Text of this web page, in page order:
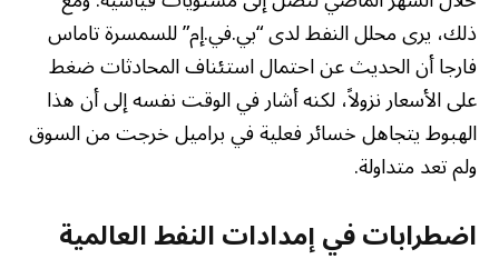
ذلك، يرى محلل النفط لدى “بي.في.إم” للسمسرة تاماس
فارجا أن الحديث عن احتمال استئناف المحادثات ضغط
على الأسعار نزولاً، لكنه أشار في الوقت نفسه إلى أن هذا
الهبوط يتجاهل خسائر فعلية في براميل خرجت من السوق
ولم تعد متداولة.
اضطرابات في إمدادات النفط العالمية